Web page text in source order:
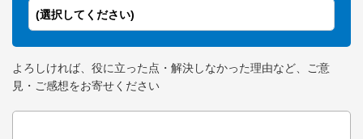
(選択してください)
よろしければ、役に立った点・解決しなかった理由など、ご意
見・ご感想をお寄せください